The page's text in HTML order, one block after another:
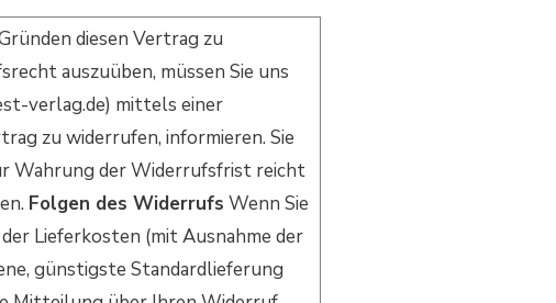
diesen Vertrag zu
auszuüben, müssen Sie uns
verlag.de) mittels einer
zu widerrufen, informieren. Sie
Wahrung der Widerrufsfrist reicht
Folgen des Widerrufs Wenn Sie
Lieferkosten (mit Ausnahme der
günstigste Standardlieferung